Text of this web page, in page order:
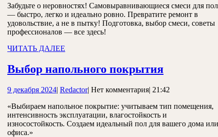
2024
Забудьте о неровностях! Самовыравнивающиеся смеси для
— быстро, легко и идеально ровно. Превратите ремонт в
удовольствие, а не в пытку! Подготовка, выбор смеси, советы
профессионалов — все здесь!
ЧИТАТЬ ДАЛЕЕ
Выбор напольного покрытияВыбор
покрытия
9 декабря 20249
2024
| RedactorRedactor
| Нет комментария| 21:42
«Выбираем напольное покрытие: учитываем тип помещения,
интенсивность эксплуатации, влагостойкость и
износостойкость. Создаем идеальный пол для вашего дома или
офиса.»